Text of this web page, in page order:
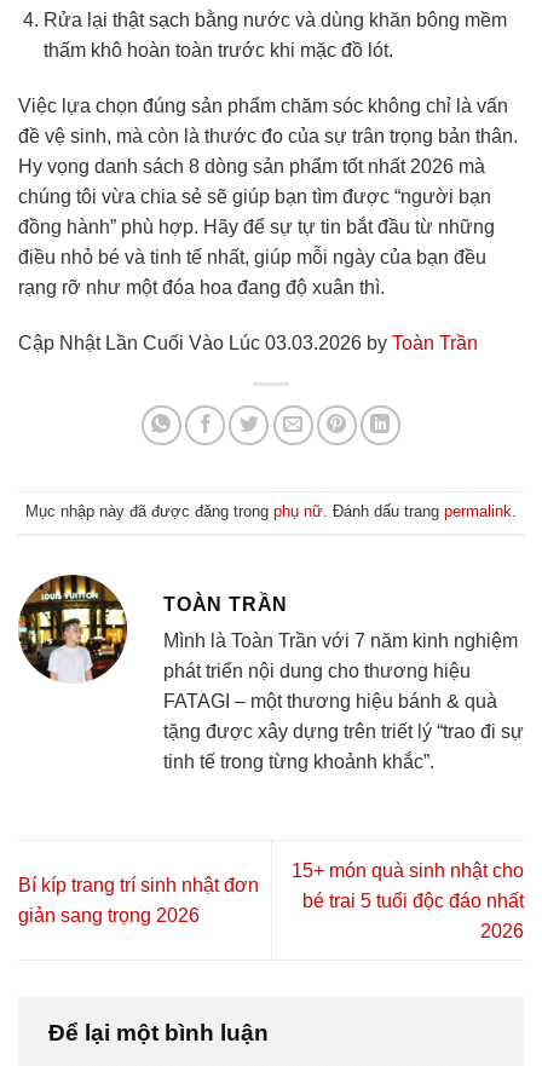
Rửa lại thật sạch bằng nước và dùng khăn bông mềm
thấm khô hoàn toàn trước khi mặc đồ lót.
Việc lựa chọn đúng sản phẩm chăm sóc không chỉ là vấn
đề vệ sinh, mà còn là thước đo của sự trân trọng bản thân.
Hy vọng danh sách 8 dòng sản phẩm tốt nhất 2026 mà
chúng tôi vừa chia sẻ sẽ giúp bạn tìm được “người bạn
đồng hành” phù hợp. Hãy để sự tự tin bắt đầu từ những
điều nhỏ bé và tinh tế nhất, giúp mỗi ngày của bạn đều
rạng rỡ như một đóa hoa đang độ xuân thì.
Cập Nhật Lần Cuối Vào Lúc 03.03.2026 by Toàn Trần
Mục nhập này đã được đăng trong phụ nữ . Đánh dấu trang permalink
TOÀN TRẦN
Mình là Toàn Trần với 7 năm kinh nghiệm
phát triển nội dung cho thương hiệu
FATAGI – một thương hiệu bánh & quà
tặng được xây dựng trên triết lý “trao đi sự
tinh tế trong từng khoảnh khắc”.
Bí kíp trang trí sinh nhật đơn
giản sang trọng 2026
15+ món quà sinh nhật cho
bé trai 5 tuổi độc đáo nhất
2026
Để lại một bình luận